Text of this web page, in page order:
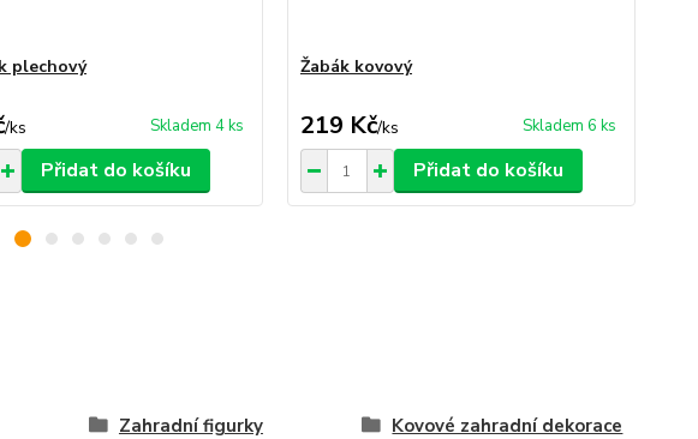
plechový
/ks Skladem 4 ks
Přidat do košíku
Žabák kovový
219 Kč/ks Skladem 6 ks
Přidat do košíku
Zahradní figurky
Kovové zahradní dekorace